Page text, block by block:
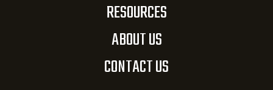
RESOURCES
ABOUT US
CONTACT US